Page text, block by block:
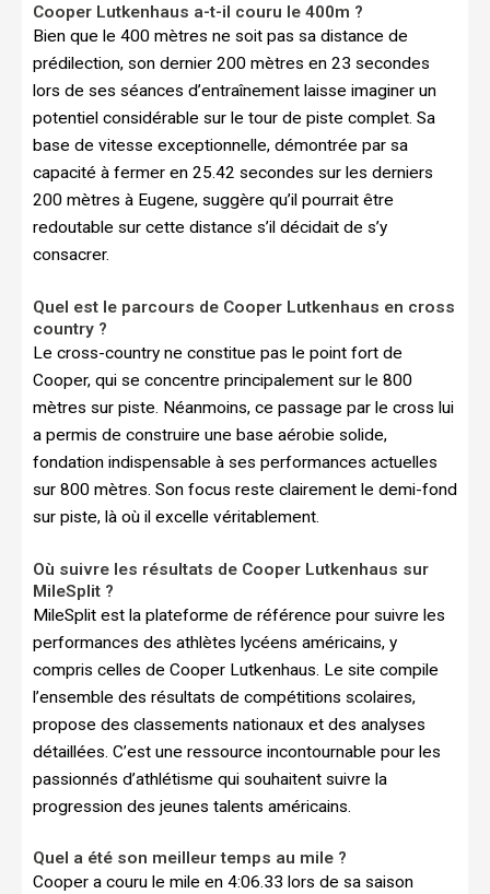
Cooper Lutkenhaus a-t-il couru le 400m ?
Bien que le 400 mètres ne soit pas sa distance de
prédilection, son dernier 200 mètres en 23 secondes
lors de ses séances d’entraînement laisse imaginer un
potentiel considérable sur le tour de piste complet. Sa
base de vitesse exceptionnelle, démontrée par sa
capacité à fermer en 25.42 secondes sur les derniers
200 mètres à Eugene, suggère qu’il pourrait être
redoutable sur cette distance s’il décidait de s’y
consacrer.
Quel est le parcours de Cooper Lutkenhaus en cross
country ?
Le cross-country ne constitue pas le point fort de
Cooper, qui se concentre principalement sur le 800
mètres sur piste. Néanmoins, ce passage par le cross lui
a permis de construire une base aérobie solide,
fondation indispensable à ses performances actuelles
sur 800 mètres. Son focus reste clairement le demi-fond
sur piste, là où il excelle véritablement.
Où suivre les résultats de Cooper Lutkenhaus sur
MileSplit ?
MileSplit est la plateforme de référence pour suivre les
performances des athlètes lycéens américains, y
compris celles de Cooper Lutkenhaus. Le site compile
l’ensemble des résultats de compétitions scolaires,
propose des classements nationaux et des analyses
détaillées. C’est une ressource incontournable pour les
passionnés d’athlétisme qui souhaitent suivre la
progression des jeunes talents américains.
Quel a été son meilleur temps au mile ?
Cooper a couru le mile en 4:06.33 lors de sa saison